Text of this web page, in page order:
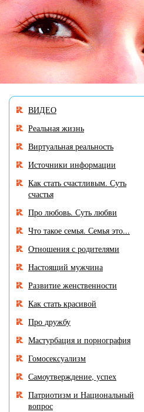
ВИДЕО
Реальная жизнь
Виртуальная реальность
Источники информации
Как стать счастливым. Суть
счастья
Про любовь. Суть любви
Что такое семья. Семья это...
Отношения с родителями
Настоящий мужчина
Развитие женственности
Как стать красивой
Про дружбу
Мастурбация и порнография
Гомосексуализм
Самоутверждение, успех
Патриотизм и Национальный
вопрос